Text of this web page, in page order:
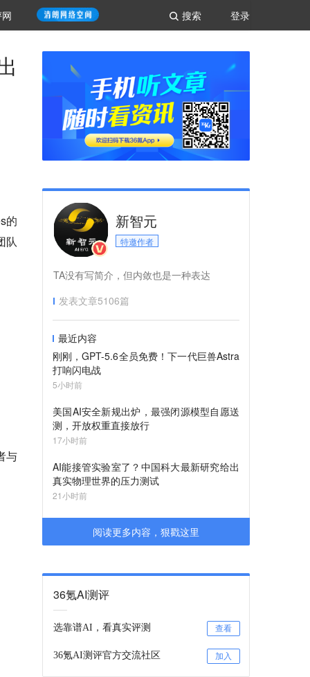
登录
搜索
的
队
与
新智元
特邀作者
TA没有写简介，但内敛也是一种表达
发表文章5106篇
最近内容
刚刚，GPT-5.6全员免费！下一代巨兽Astra
打响闪电战
5小时前
美国AI安全新规出炉，最强闭源模型自愿送
测，开放权重直接放行
17小时前
AI能接管实验室了？中国科大最新研究给出
真实物理世界的压力测试
21小时前
阅读更多内容，狠戳这里
36氪AI测评
选靠谱AI，看真实评测 查看
36氪AI测评官方交流社区 加入